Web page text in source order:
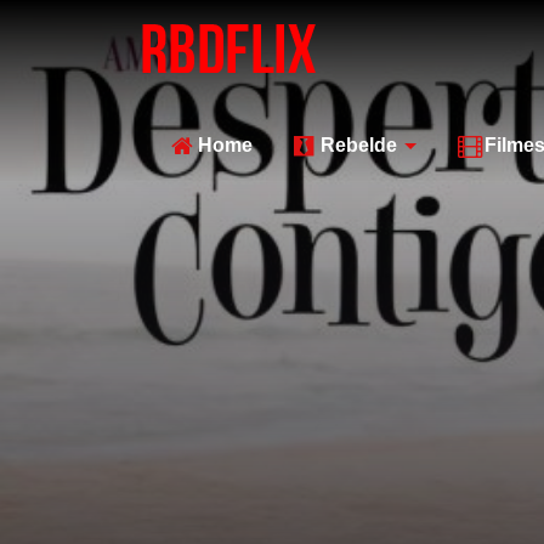
Home Rebelde Filmes